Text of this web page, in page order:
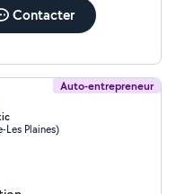
Contacter
Auto-entrepreneur
Les Plaines)